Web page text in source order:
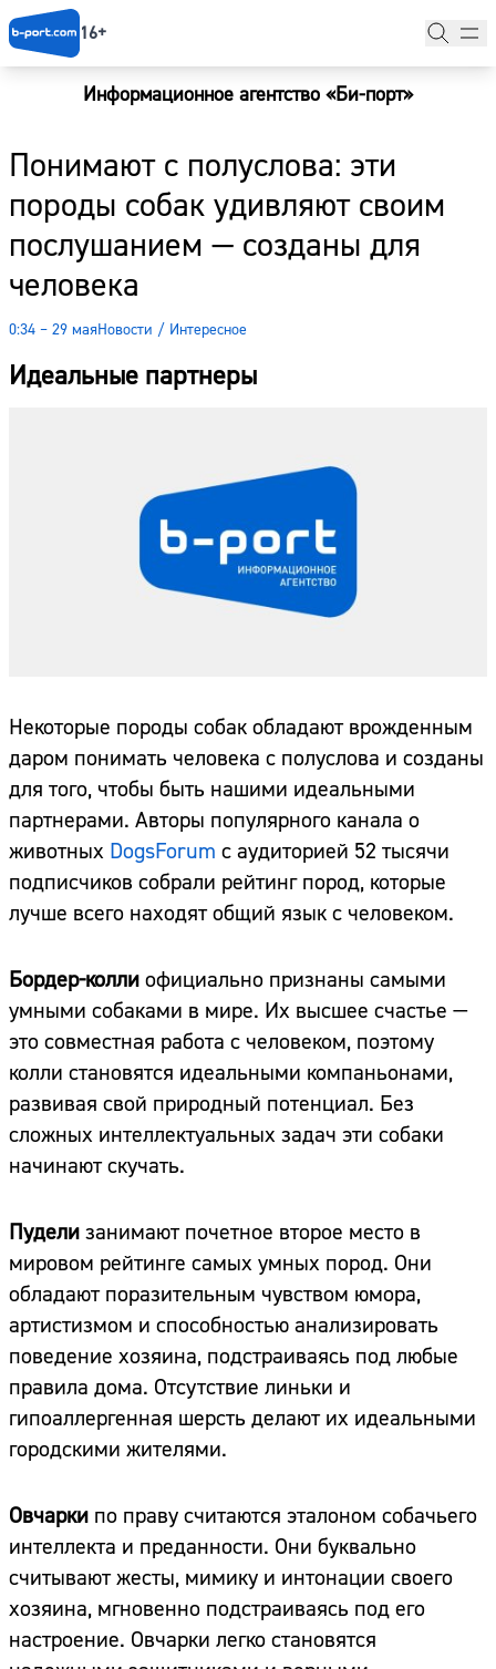
16+
Информационное агентство «Би-порт»
Понимают с полуслова: эти
породы собак удивляют своим
послушанием — созданы для
человека
0:34 – 29 маяНовости / Интересное
Идеальные партнеры
Некоторые породы собак обладают врожденным
даром понимать человека с полуслова и созданы
для того, чтобы быть нашими идеальными
партнерами. Авторы популярного канала о
животных DogsForum с аудиторией 52 тысячи
подписчиков собрали рейтинг пород, которые
лучше всего находят общий язык с человеком.
Бордер-колли официально признаны самыми
умными собаками в мире. Их высшее счастье —
это совместная работа с человеком, поэтому
колли становятся идеальными компаньонами,
развивая свой природный потенциал. Без
сложных интеллектуальных задач эти собаки
начинают скучать.
Пудели занимают почетное второе место в
мировом рейтинге самых умных пород. Они
обладают поразительным чувством юмора,
артистизмом и способностью анализировать
поведение хозяина, подстраиваясь под любые
правила дома. Отсутствие линьки и
гипоаллергенная шерсть делают их идеальными
городскими жителями.
Овчарки по праву считаются эталоном собачьего
интеллекта и преданности. Они буквально
считывают жесты, мимику и интонации своего
хозяина, мгновенно подстраиваясь под его
настроение. Овчарки легко становятся
Новости
Наши гости
Фоторепортажи
Погода
Курсы валют